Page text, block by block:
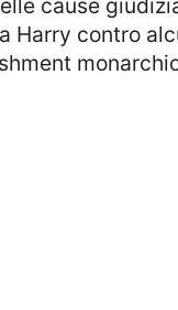
Harry contro